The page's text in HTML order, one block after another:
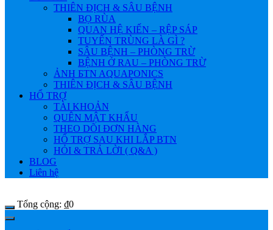
THIÊN ĐỊCH & SÂU BỆNH
BỌ RÙA
QUAN HỆ KIẾN – RỆP SÁP
TUYẾN TRÙNG LÀ GÌ ?
SÂU BỆNH – PHÒNG TRỪ
BỆNH Ở RAU – PHÒNG TRỪ
ẢNH БTN AQUAPONICS
THIÊN ĐỊCH & SÂU BỆNH
HỔ TRỢ
TÀI KHOẢN
QUÊN MẬT KHẨU
THEO DÕI ĐƠN HÀNG
HỔ TRỢ SAU KHI LẮP BTN
HỎI & TRẢ LỜI ( Q&A )
BLOG
Liên hệ
Tổng cộng: ₫0